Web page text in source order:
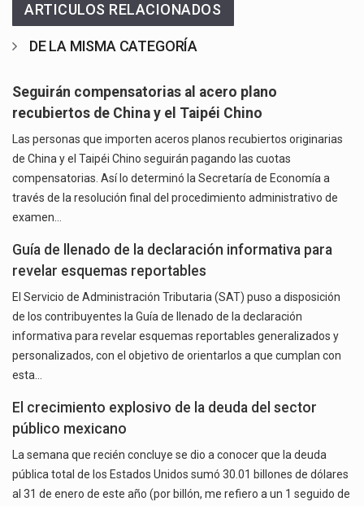
ARTICULOS RELACIONADOS
DE LA MISMA CATEGORÍA
Seguirán compensatorias al acero plano
recubiertos de China y el Taipéi Chino
Las personas que importen aceros planos recubiertos originarias
de China y el Taipéi Chino seguirán pagando las cuotas
compensatorias. Así lo determinó la Secretaría de Economía a
través de la resolución final del procedimiento administrativo de
examen…
Guía de llenado de la declaración informativa para
revelar esquemas reportables
El Servicio de Administración Tributaria (SAT) puso a disposición
de los contribuyentes la Guía de llenado de la declaración
informativa para revelar esquemas reportables generalizados y
personalizados, con el objetivo de orientarlos a que cumplan con
esta…
El crecimiento explosivo de la deuda del sector
público mexicano
La semana que recién concluye se dio a conocer que la deuda
pública total de los Estados Unidos sumó 30.01 billones de dólares
al 31 de enero de este año (por billón, me refiero a un 1 seguido de